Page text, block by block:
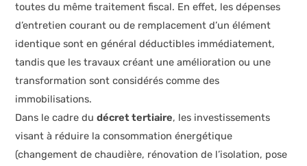
toutes du même traitement fiscal. En effet, les dépenses
d’entretien courant ou de remplacement d’un élément
identique sont en général déductibles immédiatement,
tandis que les travaux créant une amélioration ou une
transformation sont considérés comme des
immobilisations.
Dans le cadre dudécret tertiaire, les investissements
visant à réduire la consommation énergétique
(changement de chaudière, rénovation de l’isolation, pose